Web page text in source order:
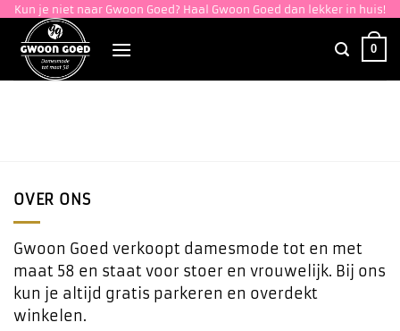
Ga
naar
inhoud
Kun je niet naar Gwoon Goed? Haal Gwoon Goed dan lekker in huis!
0
OVER ONS
Gwoon Goed verkoopt damesmode tot en met
maat 58 en staat voor stoer en vrouwelijk. Bij ons
kun je altijd gratis parkeren en overdekt
winkelen.